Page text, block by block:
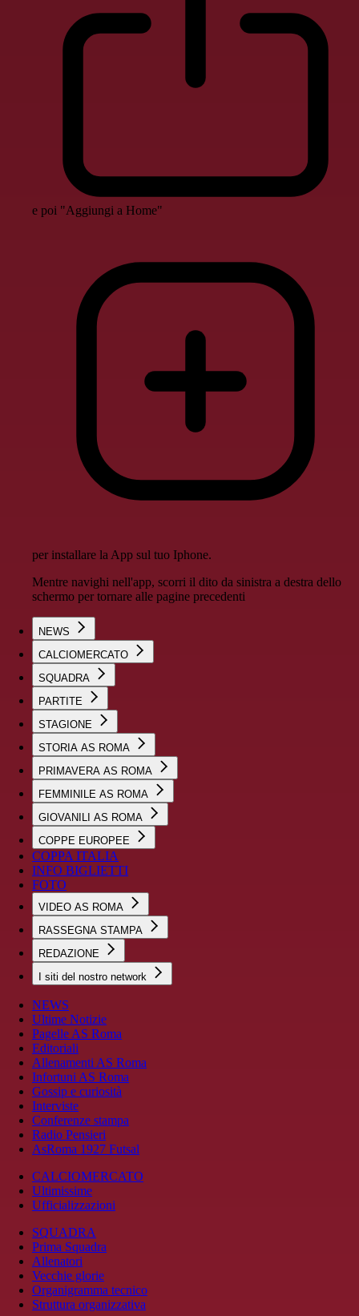
e poi "Aggiungi a Home"
per installare la App sul tuo Iphone.
Mentre navighi nell'app, scorri il dito da sinistra a destra dello
schermo per tornare alle pagine precedenti
NEWS
CALCIOMERCATO
SQUADRA
PARTITE
STAGIONE
STORIA AS ROMA
PRIMAVERA AS ROMA
FEMMINILE AS ROMA
GIOVANILI AS ROMA
COPPE EUROPEE
COPPA ITALIA
INFO BIGLIETTI
FOTO
VIDEO AS ROMA
RASSEGNA STAMPA
REDAZIONE
I siti del nostro network
NEWS
Ultime Notizie
Pagelle AS Roma
Editoriali
Allenamenti AS Roma
Infortuni AS Roma
Gossip e curiosità
Interviste
Conferenze stampa
Radio Pensieri
AsRoma 1927 Futsal
CALCIOMERCATO
Ultimissime
Ufficializzazioni
SQUADRA
Prima Squadra
Allenatori
Vecchie glorie
Organigramma tecnico
Struttura organizzativa